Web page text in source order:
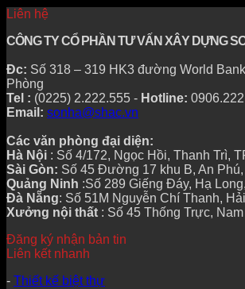
Liên hệ
CÔNG TY CỔ PHẦN TƯ VẤN XÂY DỰNG
Đc: Số 318 – 319 HK3 đường World
Phòng
Tel : (0225) 2.222.555 - Hotline:
Email: sonha@shac.vn
Các văn phòng đại diện:
Hà Nội : Số 4/172, Ngọc Hồi, Thanh Trì,
Sài Gòn: Số 45 Đường 17 khu B, An Phú,
Quảng Ninh :Số 289 Giếng Đáy, Hạ
Đà Nẵng: Số 51M Nguyễn Chí Thanh,
Xưởng nội thất : Số 45 Thống Trực,
Đăng ký nhận bản tin
Liên kết nhanh
- Thiết kế biệt thự